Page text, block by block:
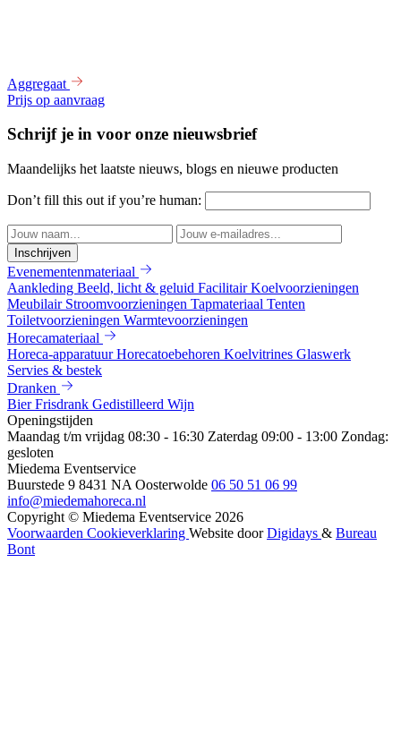
Aggregaat
Prijs op aanvraag
Schrijf je in voor onze nieuwsbrief
Maandelijks het laatste nieuws, blogs en nieuwe producten
Don’t fill this out if you’re human:
Inschrijven
Evenementenmateriaal
Aankleding Beeld, licht & geluid FacilitairKoelvoorzieningen
Meubilair Stroomvoorzieningen Tapmateriaal Tenten
Toiletvoorzieningen Warmtevoorzieningen
Horecamateriaal
Horeca-apparatuurHorecatoebehoren Koelvitrines Glaswerk
Servies & bestek
Dranken
BierFrisdrank Gedistilleerd Wijn
Openingstijden
Maandag t/m vrijdag 08:30 - 16:30 Zaterdag 09:00 - 13:00 Zondag:
gesloten
Miedema Eventservice
Buurstede 9 8431 NA Oosterwolde 06 50 51 06 99
info@miedemahoreca.nl
Copyright © Miedema Eventservice 2026
Voorwaarden Cookieverklaring Website doorDigidays & Bureau
Bont